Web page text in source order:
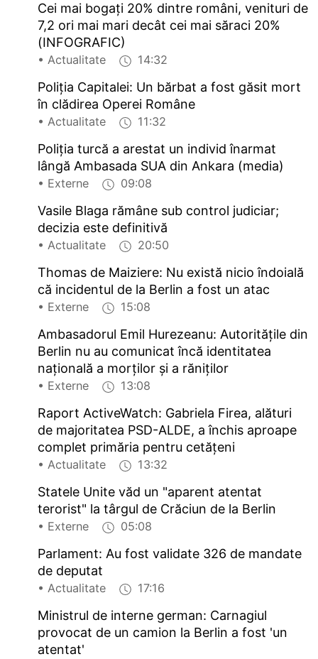
Cei mai bogați 20% dintre români, venituri de
7,2 ori mai mari decât cei mai săraci 20%
(INFOGRAFIC)
• Actualitate 14:32
Poliția Capitalei: Un bărbat a fost găsit mort
în clădirea Operei Române
• Actualitate 11:32
Poliția turcă a arestat un individ înarmat
lângă Ambasada SUA din Ankara (media)
• Externe 09:08
Vasile Blaga rămâne sub control judiciar;
decizia este definitivă
• Actualitate 20:50
Thomas de Maiziere: Nu există nicio îndoială
că incidentul de la Berlin a fost un atac
• Externe 15:08
Ambasadorul Emil Hurezeanu: Autoritățile din
Berlin nu au comunicat încă identitatea
națională a morților și a răniților
• Externe 13:08
Raport ActiveWatch: Gabriela Firea, alături
de majoritatea PSD-ALDE, a închis aproape
complet primăria pentru cetățeni
• Actualitate 13:32
Statele Unite văd un "aparent atentat
terorist" la târgul de Crăciun de la Berlin
• Externe 05:08
Parlament: Au fost validate 326 de mandate
de deputat
• Actualitate 17:16
Ministrul de interne german: Carnagiul
provocat de un camion la Berlin a fost 'un
atentat'